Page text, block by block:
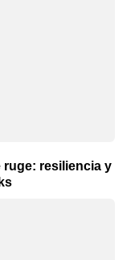
ruge: resiliencia y